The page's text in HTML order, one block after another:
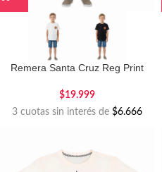
Remera Santa Cruz Reg Print
$19.999
3 cuotas sin interés de $6.666